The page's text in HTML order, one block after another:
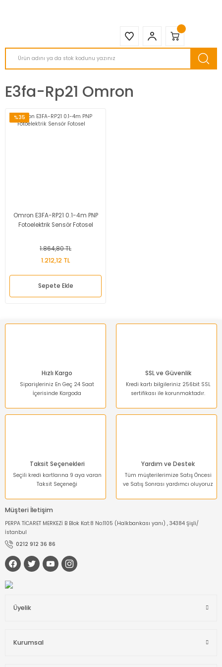
E3fa-Rp21 Omron
%35
Omron E3FA-RP21 0.1-4m PNP
Fotoelektrik Sensör Fotosel
1.864,80 TL
1.212,12 TL
Sepete Ekle
Hızlı Kargo
Siparişleriniz En Geç 24 Saat
İçerisinde Kargoda
SSL ve Güvenlik
Kredi kartı bilgileriniz 256bit SSL
sertifikası ile korunmaktadır.
Taksit Seçenekleri
Seçili kredi kartlarına 9 aya varan
Taksit Seçeneği
Yardım ve Destek
Tüm müşterilerimize Satış Öncesi
ve Satış Sonrası yardımcı oluyoruz
Müşteri İletişim
PERPA TİCARET MERKEZİ B Blok Kat:8 No:1105 (Halkbankası yanı) , 34384 Şişli/
İstanbul
0212 912 36 86
Üyelik
Kurumsal